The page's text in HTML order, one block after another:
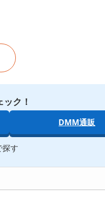
ク！
DMM通販
探す